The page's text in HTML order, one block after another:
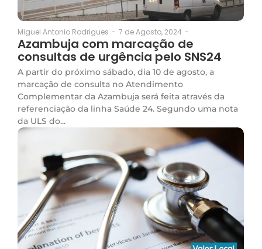
Miguel Antonio Rodrigues - 7 de Agosto, 2024 -
Azambuja com marcação de
consultas de urgência pelo SNS24
A partir do próximo sábado, dia 10 de agosto, a
marcação de consulta no Atendimento
Complementar da Azambuja será feita através da
referenciação da linha Saúde 24. Segundo uma nota
da ULS do...